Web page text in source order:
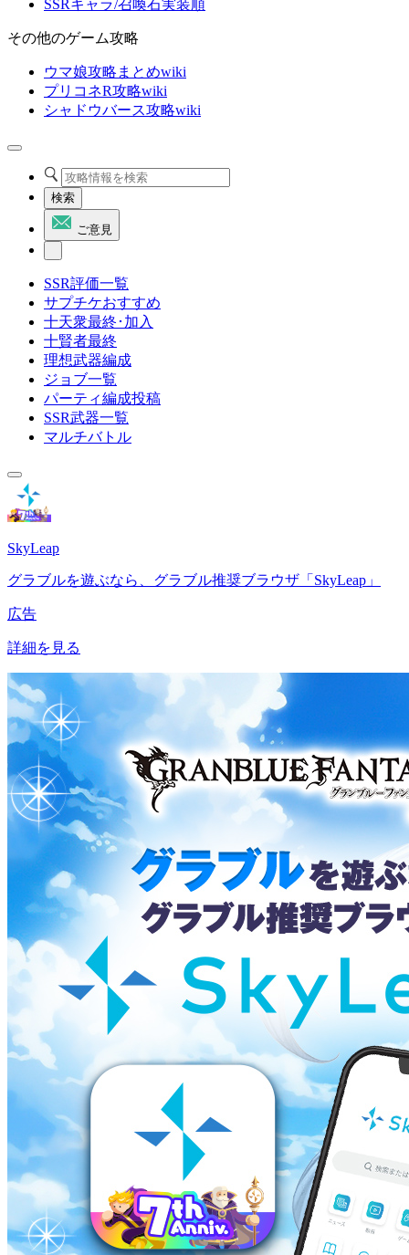
SSRキャラ/召喚石実装順
その他のゲーム攻略
ウマ娘攻略まとめwiki
プリコネR攻略wiki
シャドウバース攻略wiki
検索
ご意見
SSR評価一覧
サプチケおすすめ
十天衆最終･加入
十賢者最終
理想武器編成
ジョブ一覧
パーティ編成投稿
SSR武器一覧
マルチバトル
SkyLeap
グラブルを遊ぶなら、グラブル推奨ブラウザ「SkyLeap」
広告
詳細を見る